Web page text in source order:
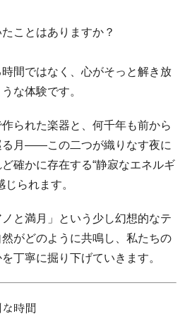
ことはありますか？
間ではなく、心がそっと解き放
な体験です。
られた楽器と、何千年も前から
る月――この二つが織りなす夜に
確かに存在する“静寂なエネルギ
られます。
と満月」という少し幻想的なテ
がどのように共鳴し、私たちの
丁寧に掘り下げていきます。
時間